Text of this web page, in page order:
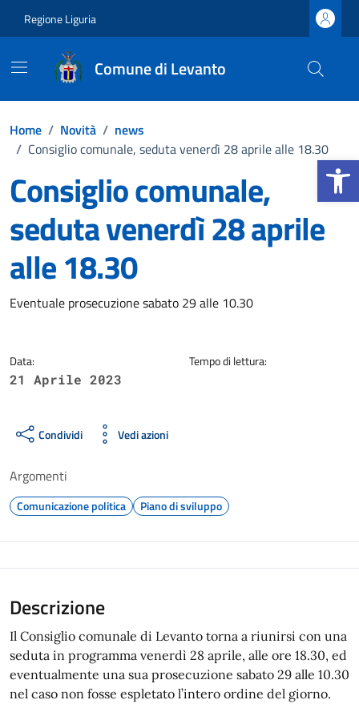
Apri la
Regione Liguria
Comune di Levanto
Home / Novità / news
/ Consiglio comunale, seduta venerdì 28 aprile alle 18.30
Consiglio comunale,
seduta venerdì 28 aprile
alle 18.30
Dettagli della notizia
Eventuale prosecuzione sabato 29 alle 10.30
Data:
21 Aprile 2023
Tempo di lettura:
Condividi Vedi azioni
Argomenti
Comunicazione politica Piano di sviluppo
Descrizione
Il Consiglio comunale di Levanto torna a riunirsi con una
seduta in programma venerdì 28 aprile, alle ore 18.30, ed
eventualmente una sua prosecuzione sabato 29 alle 10.30
nel caso non fosse espletato l’intero ordine del giorno.